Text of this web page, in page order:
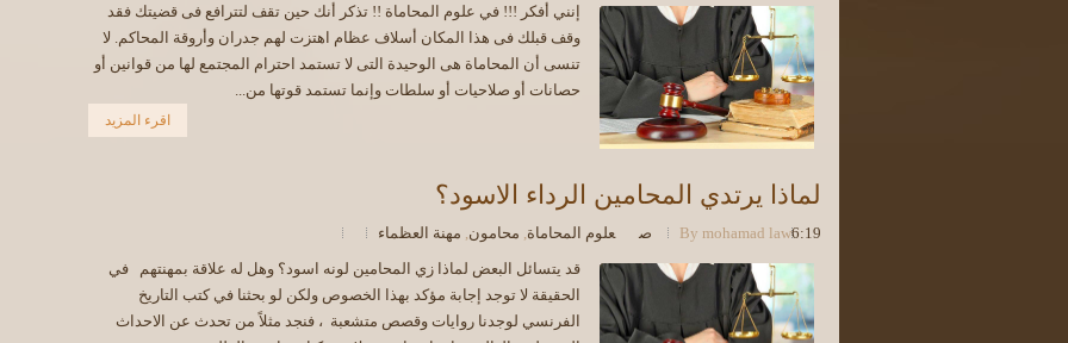
إنني أفكر !!! في علوم المحاماة !! تذكر أنك حين تقف لتترافع فى قضيتك فقد
وقف قبلك فى هذا المكان أسلاف عظام اهتزت لهم جدران وأروقة المحاكم. لا
تنسى أن المحاماة هى الوحيدة التى لا تستمد احترام المجتمع لها من قوانين أو
حصانات أو صلاحيات أو سلطات وإنما تستمد قوتها من...
اقرء المزيد
لماذا يرتدي المحامين الرداء الاسود؟
By mohamad law6:19 ص علوم المحاماة محامون مهنة العظماء
قد يتسائل البعض لماذا زي المحامين لونه اسود؟ وهل له علاقة بمهنتهم في
الحقيقة لا توجد إجابة مؤكد بهذا الخصوص ولكن لو بحثنا في كتب التاريخ
الفرنسي لوجدنا روايات وقصص متشعبة ، فنجد مثلاً من تحدث عن الاحداث